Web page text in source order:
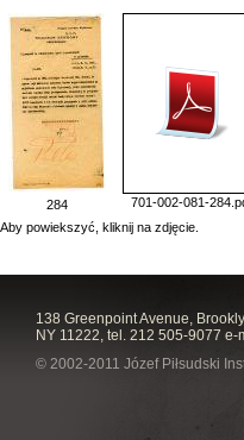
284
701-002-081-
Aby powiekszyć, kliknij na zdjęcie.
138 Greenpoint Avenue,
NY 11222, tel. 212 505-9077 e-
© 2002-2011 Józef Piłsudski